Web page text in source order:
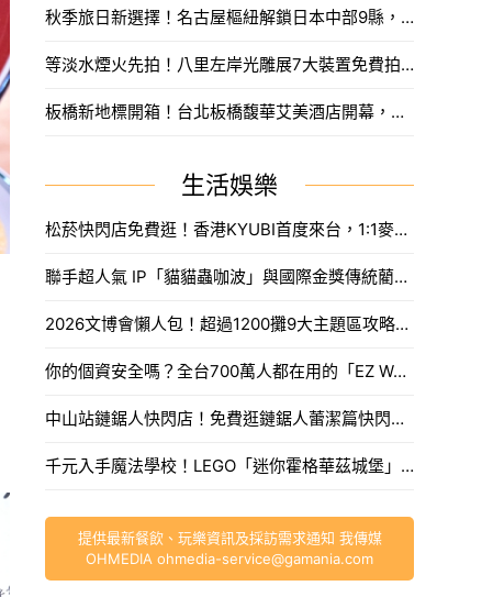
秋季旅日新選擇！名古屋樞紐解鎖日本中部9縣，搶先預訂父親節孝親賞楓之旅。
等淡水煙火先拍！八里左岸光雕展7大裝置免費拍，新北夏日浪漫旅遊。
板橋新地標開箱！台北板橋馥華艾美酒店開幕，高空泳池與絕美酒吧亮點一次看。
生活娛樂
松菸快閃店免費逛！香港KYUBI首度來台，1:1麥可傑克森雕像震撼登場。
聯手超人氣 IP「貓貓蟲咖波」與國際金獎傳統藺編，WeMo打造今夏最香、最具文化溫度的騎乘體驗。
2026文博會懶人包！超過1200攤9大主題區攻略，海綿寶寶吉娃娃、咖波新品推薦必買。
你的個資安全嗎？全台700萬人都在用的「EZ WAY」爭議懶人包，海外網購紙本報關流程先收。
中山站鏈鋸人快閃店！免費逛鏈鋸人蕾潔篇快閃新光南西，波奇塔、蕾潔周邊新品。
千元入手魔法學校！LEGO「迷你霍格華茲城堡」700片還原精緻細節，掀開地底還有隱藏彩蛋。
提供最新餐飲、玩樂資訊及採訪需求通知 我傳媒
OHMEDIA ohmedia-service@gamania.com